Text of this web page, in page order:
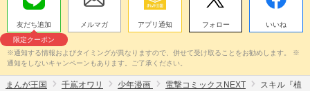
友だち追加
限定クーポン
メルマガ アプリ通知 フォロー いいね
※通知する情報およびタイミングが異なりますので、併せて受け取ることをお勧めします。 ※
通知をしないキャンペーンもあります。ご了承ください。
まんが王国 千嶌オワリ 少年漫画 電撃コミックスNEXT
スキル『植